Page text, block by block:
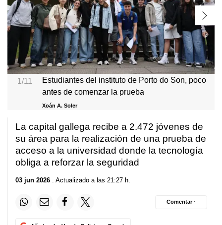
1/11
Estudiantes del instituto de Porto do Son, poco
antes de comenzar la prueba
Xoán A. Soler
La capital gallega recibe a 2.472 jóvenes de
su área para la realización de una prueba de
acceso a la universidad donde la tecnología
obliga a reforzar la seguridad
03 jun 2026 . Actualizado a las 21:27 h.
Comentar ·